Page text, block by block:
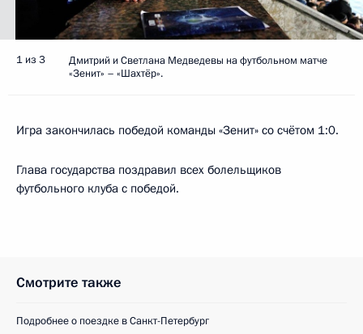
1 из 3
Дмитрий и Светлана Медведевы на футбольном матче
«Зенит» – «Шахтёр».
Игра закончилась победой команды «Зенит» со счётом 1:0.
Глава государства поздравил всех болельщиков
футбольного клуба с победой.
Смотрите также
Подробнее о поездке в Санкт-Петербург